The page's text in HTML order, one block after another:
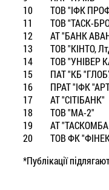
10
ТОВ "IФК
11
ТОВ "ТАСК-
12
АТ "БАНК
13
ТОВ "КIНТО,
14
ТОВ "УНIВЕР
15
ПАТ "КБ
16
ПРАТ "IФК
17
АТ "СIТIБАНК"
18
ТОВ "МА-2"
19
АТ
20
ТОВ ФК
*Публікації